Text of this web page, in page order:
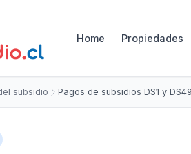
Home Propiedades
subsidio Pagos de subsidios DS1 y